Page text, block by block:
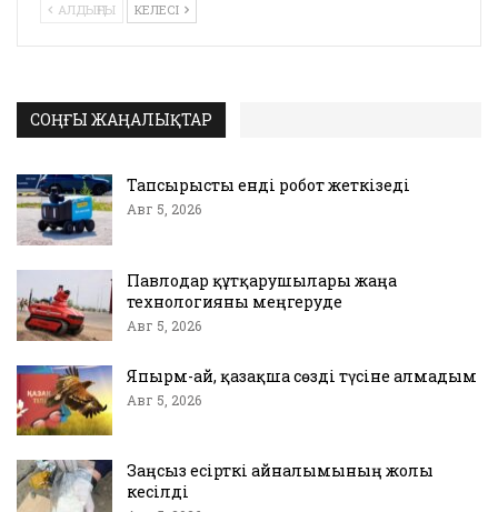
АЛДЫҢҒЫ КЕЛЕСІ
СОҢҒЫ ЖАҢАЛЫҚТАР
Тапсырысты енді робот жеткізеді
Авг 5, 2026
Павлодар құтқарушылары жаңа
технологияны меңгеруде
Авг 5, 2026
Япырм-ай, қазақша сөзді түсіне алмадым
Авг 5, 2026
Заңсыз есірткі айналымының жолы
кесілді